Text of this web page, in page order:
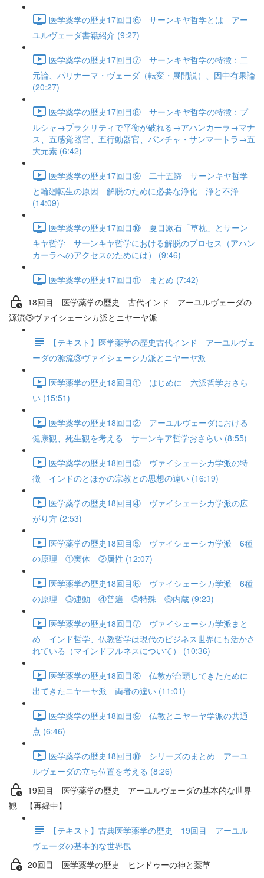
医学薬学の歴史17回目⑥ サーンキヤ哲学とは アー
ユルヴェーダ書籍紹介 (9:27)
医学薬学の歴史17回目⑦ サーンキヤ哲学の特徴：二
元論、パリナーマ・ヴェーダ（転変・展開説）、因中有果論
(20:27)
医学薬学の歴史17回目⑧ サーンキヤ哲学の特徴：プ
ルシャ→プラクリティで平衡が破れる→アハンカーラ→マナ
ス、五感覚器官、五行動器官、パンチャ・サンマートラ→五
大元素 (6:42)
医学薬学の歴史17回目⑨ 二十五諦 サーンキヤ哲学
と輪廻転生の原因 解脱のために必要な浄化 浄と不浄
(14:09)
医学薬学の歴史17回目⑩ 夏目漱石「草枕」とサーン
キヤ哲学 サーンキヤ哲学における解脱のプロセス（アハン
カーラへのアクセスのためには） (9:46)
医学薬学の歴史17回目⑪ まとめ (7:42)
18回目 医学薬学の歴史 古代インド アーユルヴェーダの
源流③ヴァイシェーシカ派とニヤーヤ派
【テキスト】医学薬学の歴史古代インド アーユルヴェ
ーダの源流③ヴァイシェーシカ派とニヤーヤ派
医学薬学の歴史18回目① はじめに 六派哲学おさら
い (15:51)
医学薬学の歴史18回目② アーユルヴェーダにおける
健康観、死生観を考える サーンキア哲学おさらい (8:55)
医学薬学の歴史18回目③ ヴァイシェーシカ学派の特
徴 インドのとほかの宗教との思想の違い (16:19)
医学薬学の歴史18回目④ ヴァイシェーシカ学派の広
がり方 (2:53)
医学薬学の歴史18回目⑤ ヴァイシェーシカ学派 6種
の原理 ①実体 ②属性 (12:07)
医学薬学の歴史18回目⑥ ヴァイシェーシカ学派 6種
の原理 ③連動 ④普遍 ⑤特殊 ⑥内蔵 (9:23)
医学薬学の歴史18回目⑦ ヴァイシェーシカ学派まと
め インド哲学、仏教哲学は現代のビジネス世界にも活かさ
れている（マインドフルネスについて） (10:36)
医学薬学の歴史18回目⑧ 仏教が台頭してきたために
出てきたニヤーヤ派 両者の違い (11:01)
医学薬学の歴史18回目⑨ 仏教とニヤーヤ学派の共通
点 (6:46)
医学薬学の歴史18回目⑩ シリーズのまとめ アーユ
ルヴェーダの立ち位置を考える (8:26)
19回目 医学薬学の歴史 アーユルヴェーダの基本的な世界
観 【再録中】
【テキスト】古典医学薬学の歴史 19回目 アーユル
ヴェーダの基本的な世界観
20回目 医学薬学の歴史 ヒンドゥーの神と薬草